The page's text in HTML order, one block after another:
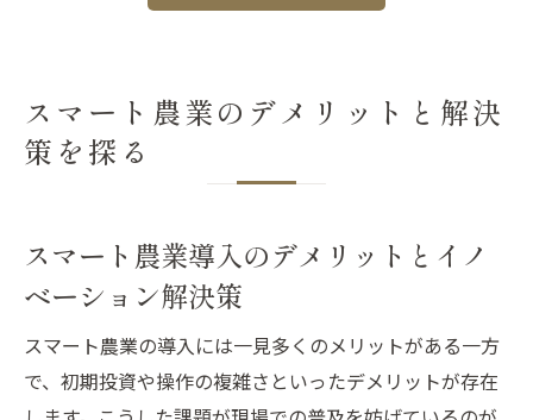
スマート農業のデメリットと解決
策を探る
スマート農業導入のデメリットとイノ
ベーション解決策
スマート農業の導入には一見多くのメリットがある一方
で、初期投資や操作の複雑さといったデメリットが存在